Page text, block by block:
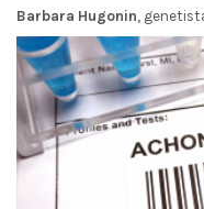
Barbara Hugonin ,